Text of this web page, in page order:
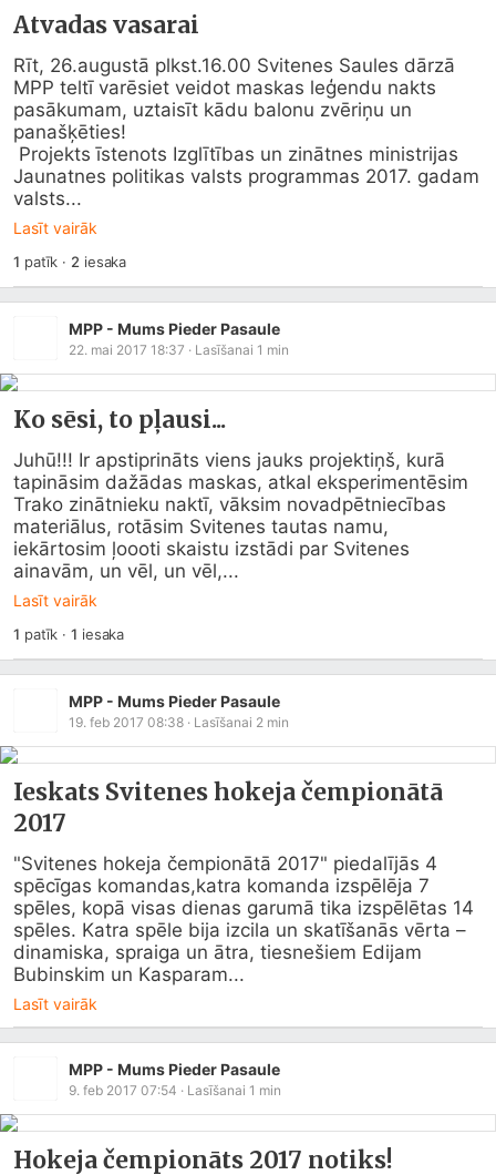
Atvadas vasarai
Rīt, 26.augustā plkst.16.00 Svitenes Saules dārzā
MPP teltī varēsiet veidot maskas leģendu nakts
pasākumam, uztaisīt kādu balonu zvēriņu un
panašķēties!
Jaunatnes politikas valsts programmas 2017. gadam
valsts...
Lasīt vairāk
1 patīk · 2 iesaka
MPP - Mums Pieder Pasaule
22. mai 2017 18:37 · Lasīšanai 1 min
Ko sēsi, to pļausi...
Juhū!!! Ir apstiprināts viens jauks projektiņš, kurā
tapināsim dažādas maskas, atkal eksperimentēsim
Trako zinātnieku naktī, vāksim novadpētniecības
materiālus, rotāsim Svitenes tautas namu,
iekārtosim ļoooti skaistu izstādi par Svitenes
ainavām, un vēl, un vēl,...
Lasīt vairāk
1 patīk ·1 iesaka
MPP - Mums Pieder Pasaule
19. feb 2017 08:38 · Lasīšanai 2 min
Ieskats Svitenes hokeja čempionātā
2017
"Svitenes hokeja čempionātā 2017" piedalījās 4
spēcīgas komandas,katra komanda izspēlēja 7
spēles, kopā visas dienas garumā tika izspēlētas 14
spēles. Katra spēle bija izcila un skatīšanās vērta –
dinamiska, spraiga un ātra, tiesnešiem Edijam
Bubinskim un Kasparam...
Lasīt vairāk
MPP - Mums Pieder Pasaule
9. feb 2017 07:54 · Lasīšanai 1 min
Hokeja čempionāts 2017 notiks!